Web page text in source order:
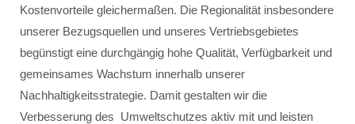
Kostenvorteile gleichermaßen. Die Regionalität insbesondere
unserer Bezugsquellen und unseres Vertriebsgebietes
begünstigt eine durchgängig hohe Qualität, Verfügbarkeit und
gemeinsames Wachstum innerhalb unserer
Nachhaltigkeitsstrategie. Damit gestalten wir die
Verbesserung des Umweltschutzes aktiv mit und leisten